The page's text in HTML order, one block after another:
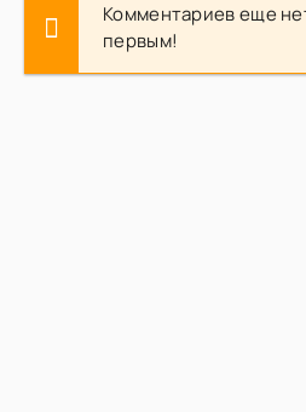
Комментариев еще
первым!